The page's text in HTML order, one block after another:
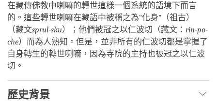
在藏傳佛教中喇嘛的轉世這樣一個系統的語境下而言
的。這些轉世喇嘛在藏語中被稱之為“化身”（祖古）
（藏文sprul-sku）；他們被冠之以仁波切（藏文： rin-po-
che）而為人熟知。但是，並非所有的仁波切都是掌握了
自身轉生的轉世喇嘛，因為寺院的主持也被冠之以仁波
切。
歷史背景